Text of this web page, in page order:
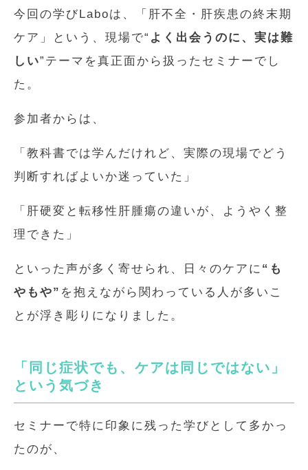
今回の学びLaboは、「肝不全・肝疾患の終末期
ケア」という、現場で“ よく出会うのに、実は難
しい”テーマを真正面から扱ったセミナーでし
た。
参加者からは、
「教科書では学んだけれど、実際の現場でどう
判断すればよいか迷っていた」
「肝硬変と転移性肝腫瘍の違いが、ようやく整
理できた」
といった声が多く寄せられ、日々のケアに “も
やもや” を抱えながら関わっている人が多いこ
とが浮き彫りになりました。
「同じ症状でも、ケアは同じではない」
という気づき
セミナーで特に印象に残った学びとして多かっ
たのが、